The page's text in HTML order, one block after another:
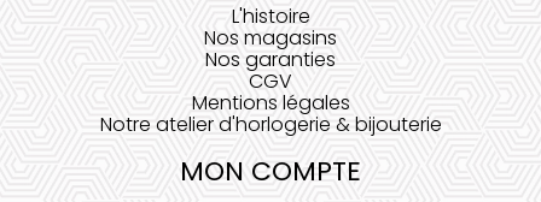
L'histoire
Nos magasins
Nos garanties
CGV
Mentions légales
Notre atelier d'horlogerie & bijouterie
MON COMPTE